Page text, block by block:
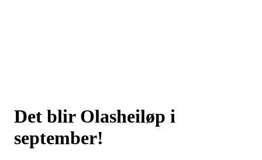
Det blir Olasheiløp i
september!